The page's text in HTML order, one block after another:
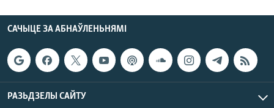
САЧЫЦЕ ЗА АБНАЎЛЕНЬНЯМІ
РАЗЬДЗЕЛЫ САЙТУ